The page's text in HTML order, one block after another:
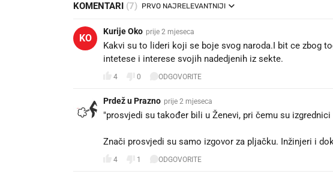
KOMENTARI (7) PRVO NAJRELEVANTNIJI
KO
Kurije Oko prije 2 mjeseca
Kakvi su to lideri koji se boje svog naroda.I bit ce zbog
intetese i interese svojih nadedjenih iz sekte.
4 0 ODGOVORITE
Prdež u Prazno prije 2 mjeseca
"prosvjedi su također bili u Ženevi, pri čemu su
Znači prosvjedi su samo izgovor za pljačku. Inžinjeri i
4 1 ODGOVORITE